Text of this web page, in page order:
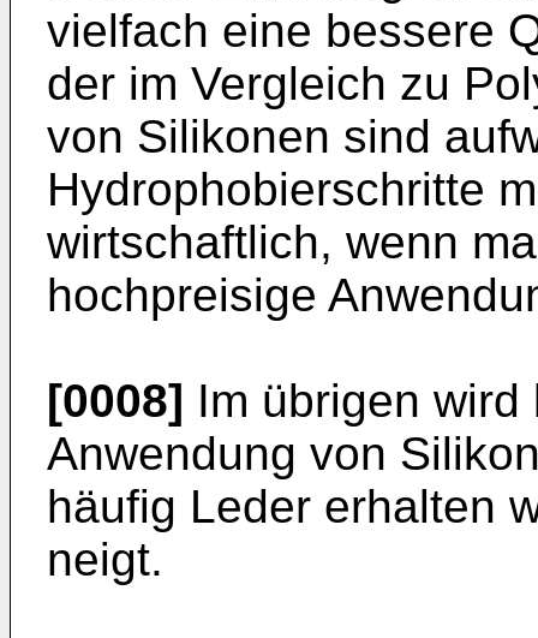
vielfach eine bessere
der im Vergleich zu
von Silikonen sind
Hydrophobierschritte
wirtschaftlich, wenn
hochpreisige
[0008] Im übrigen
Anwendung von
häufig Leder erhalten
neigt.